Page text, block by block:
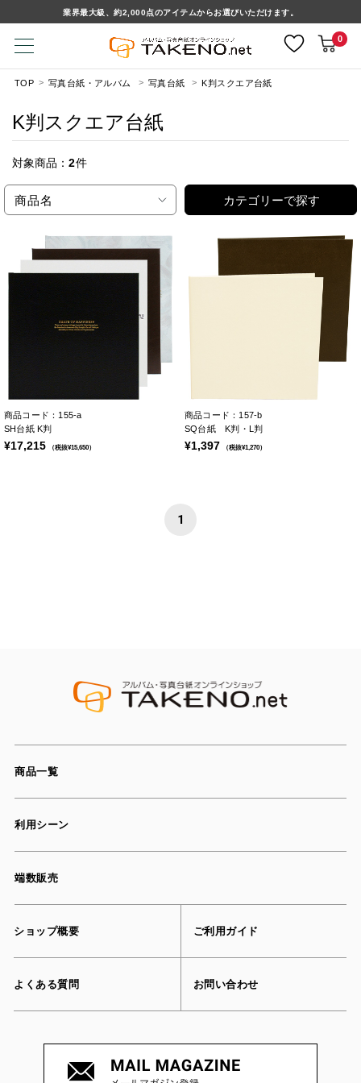
業界最大級、約2,000点のアイテムからお選びいただけます。
0
TOP 写真台紙・アルバム 写真台紙 K判スクエア台紙
K判スクエア台紙
対象商品： 2件
商品名 カテゴリーで探す
商品コード：155-a
SH台紙 K判
¥17,215 （税抜¥15,650）
商品コード：157-b
SQ台紙 K判・L判
¥1,397 （税抜¥1,270）
1
商品一覧
利用シーン
端数販売
ショップ概要 ご利用ガイド
よくある質問 お問い合わせ